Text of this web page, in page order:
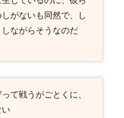
がないも同然で、し
ながらそうなのだ
て戦うがごとくに、
い